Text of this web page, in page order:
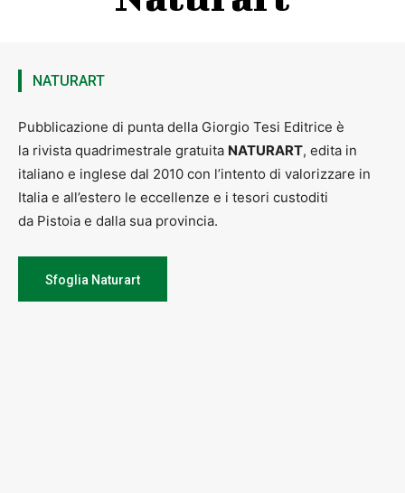
NATURART
Pubblicazione di punta della Giorgio Tesi Editrice è
la rivista quadrimestrale gratuita NATURART, edita in
italiano e inglese dal 2010 con l’intento di valorizzare in
Italia e all’estero le eccellenze e i tesori custoditi
da Pistoia e dalla sua provincia.
Sfoglia Naturart